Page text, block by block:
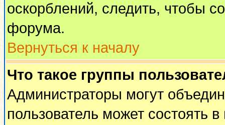
оскорблений, следить, чтобы
форума.
Вернуться к началу
Что такое группы
Администраторы могут
пользователь может состоять